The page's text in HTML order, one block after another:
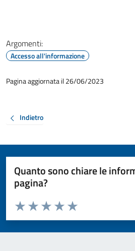
Argomenti:
Accesso all'informazione
Pagina aggiornata il 26/06/2023
Indietro
Quanto sono chiare le
pagina?
Valuta da 1 a 5 stelle la pagina
Valuta 5 stelle su 5
Valuta 4 stelle su 5
Valuta 3 stelle su 5
Valuta 2 stelle su 5
Valuta 1 stelle su 5